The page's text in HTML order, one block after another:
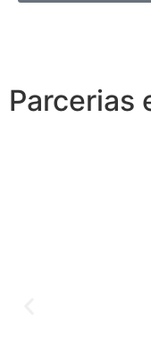
Parcerias